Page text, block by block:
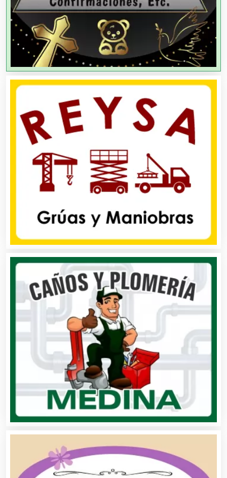
Agencias de Viajes
Agricultores
Agricultura y Ganadería
Agua Purificada
Aire Acondicionado
Alarmas
Albercas
Alimentos
Almacenaje
Alquiler de Autos
Alquiler de Equipos para Fiestas
Alquiler de Sillas y Mesas